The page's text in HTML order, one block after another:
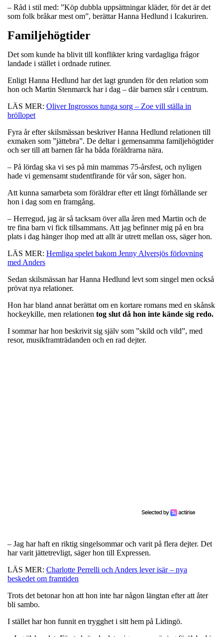
– Råd i stil med: ”Köp dubbla uppsättningar kläder, för det är det
som folk bråkar mest om”, berättar Hanna Hedlund i Icakuriren.
Familjehögtider
Det som kunde ha blivit till konflikter kring vardagliga frågor
landade i stället i ordnade rutiner.
Enligt Hanna Hedlund har det lagt grunden för den relation som
hon och Martin Stenmarck har i dag – där barnen står i centrum.
LÄS MER: Oliver Ingrossos tunga sorg – Zoe vill ställa in
bröllopet
Fyra år efter skilsmässan beskriver Hanna Hedlund relationen till
exmaken som ”jättebra”. De deltar i gemensamma familjehögtider
och ser till att barnen får ha båda föräldrarna nära.
– På lördag ska vi ses på min mammas 75-årsfest, och nyligen
hade vi gemensamt studentfirande för vår son, säger hon.
Att kunna samarbeta som föräldrar efter ett långt förhållande ser
hon i dag som en framgång.
– Herregud, jag är så tacksam över alla åren med Martin och de
tre fina barn vi fick tillsammans. Att jag befinner mig på en bra
plats i dag hänger ihop med att allt är utrett mellan oss, säger hon.
LÄS MER: Hemliga spelet bakom Jenny Alversjös förlovning
med Anders
Sedan skilsmässan har Hanna Hedlund levt som singel men också
prövat nya relationer.
Hon har bland annat berättat om en kortare romans med en skånsk
hockeykille, men relationen tog slut då hon inte kände sig redo.
I sommar har hon beskrivit sig själv som ”skild och vild”, med
resor, musikframträdanden och en rad dejter.
– Jag har haft en riktig singelsommar och varit på flera dejter. Det
har varit jättetrevligt, säger hon till Expressen.
LÄS MER: Charlotte Perrelli och Anders lever isär – nya
beskedet om framtiden
Trots det betonar hon att hon inte har någon längtan efter att åter
bli sambo.
I stället har hon funnit en trygghet i sitt hem på Lidingö.